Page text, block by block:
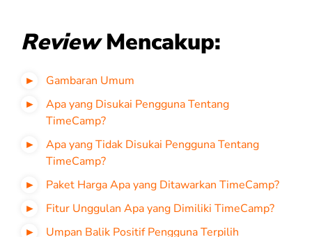
ReviewMencakup:
Gambaran Umum
Apa yang Disukai Pengguna Tentang
TimeCamp?
Apa yang Tidak Disukai Pengguna Tentang
TimeCamp?
Paket Harga Apa yang Ditawarkan TimeCamp?
Fitur Unggulan Apa yang Dimiliki TimeCamp?
Umpan Balik Positif Pengguna Terpilih